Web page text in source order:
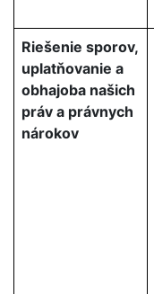
Riešenie sporov,
uplatňovanie a
obhajoba našich
práv a právnych
nárokov